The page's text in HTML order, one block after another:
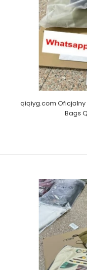
qiqiyg.com Oficjalny
Bags